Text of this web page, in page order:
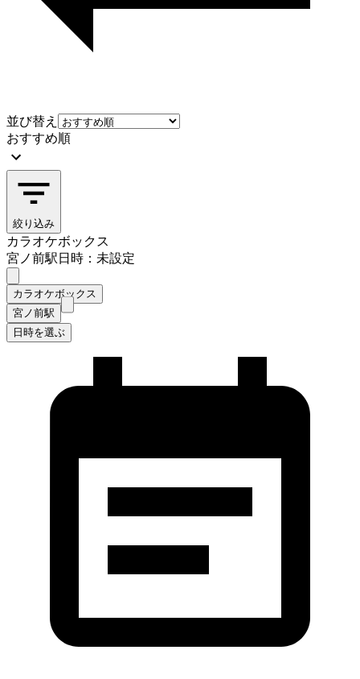
並び替え
おすすめ順
絞り込み
カラオケボックス
宮ノ前駅日時：未設定
カラオケボックス
宮ノ前駅
日時を選ぶ